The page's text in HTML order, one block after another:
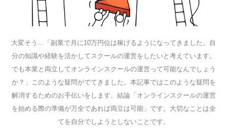
大変そう…「副業で月に10万円位は稼げるようになってきました。自
分の知識や経験を活かしてスクールの運営をしたいと考えています。
でも本業と両立してオンラインスクールの運営って可能なんでしょう
か？」このような疑問がでてきました。本記事ではこのような疑問を
解消するためのお手伝いをします。結論「オンラインスクールの運営
を始める際の準備が万全であれば両立は可能」です。大切なことは全
てを自分でしようとしないことです。